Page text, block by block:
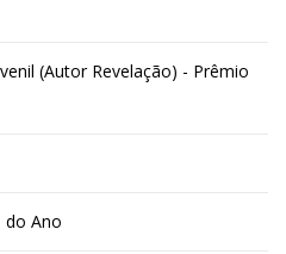
(Autor Revelação) - Prêmio
do Ano